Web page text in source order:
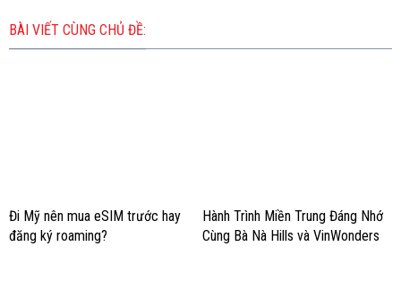
BÀI VIẾT CÙNG CHỦ ĐỀ:
Đi Mỹ nên mua eSIM trước hay
đăng ký roaming?
Hành Trình Miền Trung Đáng Nhớ
Cùng Bà Nà Hills và VinWonders